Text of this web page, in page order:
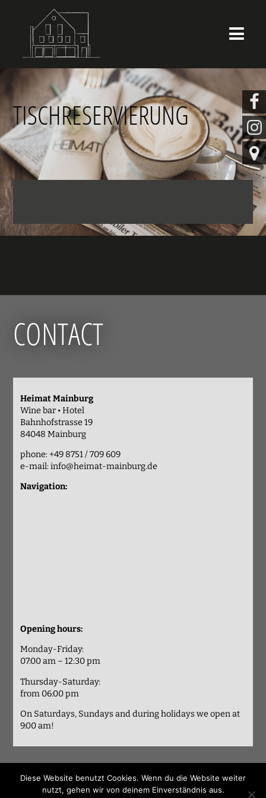

TISCHRESERVIERUNG
CONTACT
Heimat Mainburg
Wine bar • Hotel
Bahnhofstrasse 19
84048 Mainburg
phone: +49 8751 / 709 609
e-mail:info@heimat-mainburg.de
Navigation:
Opening hours:
Monday-Friday:
07:00 am – 12:30 pm
Thursday-Saturday:
from 06:00 pm
On Saturdays, Sundays and during holidays we open at
9:00 am!



Diese Website benutzt Cookies. Wenn du die Website weiter
nutzt, gehen wir von deinem Einverständnis aus.